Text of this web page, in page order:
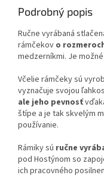
Podrobný popis
Ručne vyrábaná
rámčekov o
medzerníkmi. Je
Včelie rámčeky sú
vyznačuje svojou
ale jeho pevnosť
štípe a je tak skvelým
používanie.
Rámiky sú ručne
pod Hostýnom so
ich pracovného